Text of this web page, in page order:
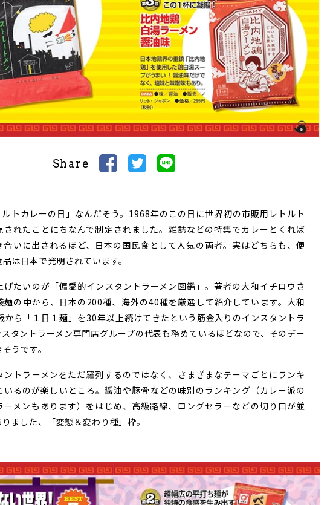
Share
トカレーの日」なんだそう。1968年のこの日に世界初の市販用レトルト
されたことにちなんで制定されました。雑誌などの特集でカレーとくれば
合いに出されるほど、日本の国民食として人気の両者。実はどちらも、便
は日本で発明されています。
たいのが「偏愛的インスタントラーメン図鑑」。著者の大和イチロウさ
麺の中から、日本の200種、海外の40種を厳選して紹介しています。大和
から「１日１麺」を30年以上続けてきたという筋金入りのインスタントラ
タントラーメン専門店グループの代表も務めているほどなので、そのデー
うです。
トラーメンをただ羅列するのではなく、さまざまなテーマごとにランキ
いるのが楽しいところ。醤油や豚骨などの味別のランキング（カレー派の
ーメンもあります）をはじめ、高級路線、ロングセラーなどの切り口が並
ました、「変態＆変わり種」枠。